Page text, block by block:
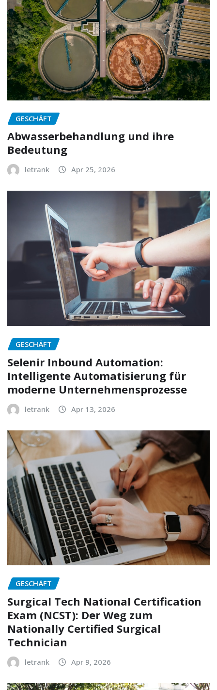
GESCHÄFT
Abwasserbehandlung und ihre
Bedeutung
letrank Apr 25, 2026
GESCHÄFT
Selenir Inbound Automation:
Intelligente Automatisierung für
moderne Unternehmensprozesse
letrank Apr 13, 2026
GESCHÄFT
Surgical Tech National Certification
Exam (NCST): Der Weg zum
Nationally Certified Surgical
Technician
letrank Apr 9, 2026